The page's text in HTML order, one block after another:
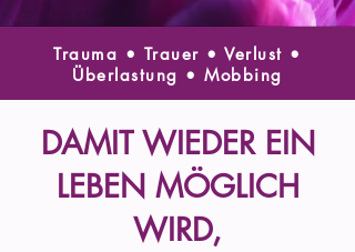
Trauma • Trauer • Verlust •
Überlastung • Mobbing
DAMIT WIEDER EIN
LEBEN MÖGLICH
WIRD,